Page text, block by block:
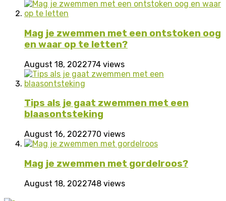
Mag je zwemmen met een ontstoken oog
en waar op te letten?
August 18, 2022774 views
Tips als je gaat zwemmen met een
blaasontsteking
August 16, 2022770 views
Mag je zwemmen met gordelroos?
August 18, 2022748 views